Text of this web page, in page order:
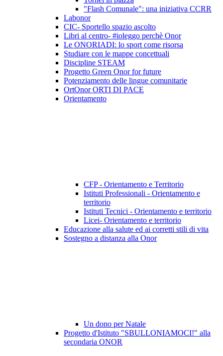
"Flash Comunale": una iniziativa CCRR
Labonor
CIC- Sportello spazio ascolto
Libri al centro- #ioleggo perchè Onor
Le ONORIADI: lo sport come risorsa
Studiare con le mappe concettuali
Discipline STEAM
Progetto Green Onor for future
Potenziamento delle lingue comunitarie
OrtOnor ORTI DI PACE
Orientamento
CFP - Orientamento e Territorio
Istituti Professionali - Orientamento e
territorio
Istituti Tecnici - Orientamento e territorio
Licei- Orientamento e territorio
Educazione alla salute ed ai corretti stili di vita
Sostegno a distanza alla Onor
Un dono per Natale
Progetto d'Istituto "SBULLONIAMOCI!" alla
secondaria ONOR